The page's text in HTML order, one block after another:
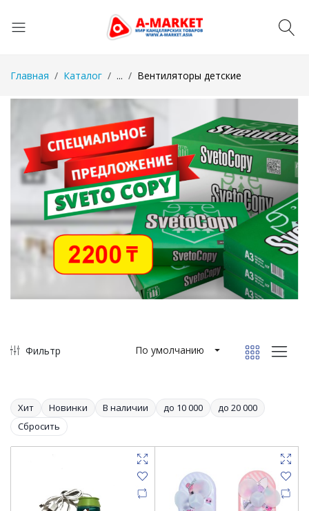
Главная Каталог ... Вентиляторы детские
Фильтр По умолчанию
Хит Новинки В наличии до 10 000
до 20 000
Сбросить